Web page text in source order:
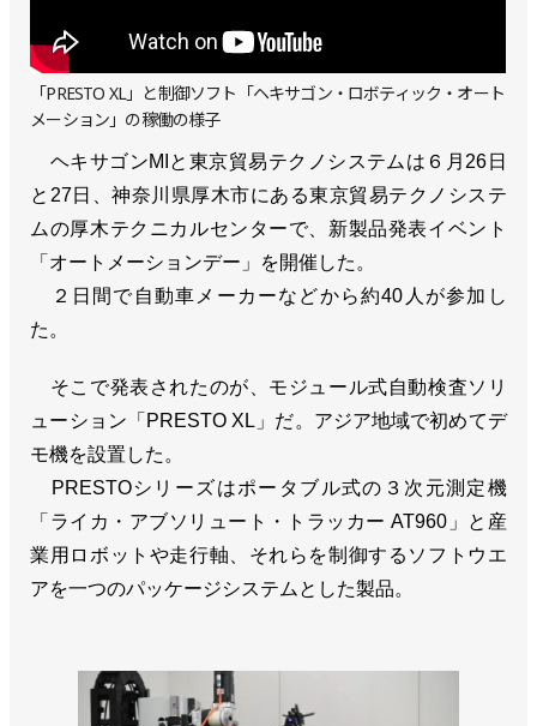
「PRESTO XL」と制御ソフト「ヘキサゴン・ロボティック・オート
メーション」の稼働の様子
ヘキサゴンMIと東京貿易テクノシステムは６月26日
と27日、神奈川県厚木市にある東京貿易テクノシステ
ムの厚木テクニカルセンターで、新製品発表イベント
「オートメーションデー」を開催した。
２日間で自動車メーカーなどから約40人が参加し
た。
そこで発表されたのが、モジュール式自動検査ソリ
ューション「PRESTO XL」だ。アジア地域で初めてデ
モ機を設置した。
PRESTOシリーズはポータブル式の３次元測定機
「ライカ・アブソリュート・トラッカー AT960」と産
業用ロボットや走行軸、それらを制御するソフトウエ
アを一つのパッケージシステムとした製品。